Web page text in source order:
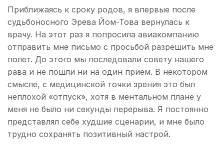
Приближаясь к сроку родов, я впервые после
судьбоносного Эрева Йом-Това вернулась к
врачу. На этот раз я попросила авиакомпанию
отправить мне письмо с просьбой разрешить мне
полет. До этого мы последовали совету нашего
рава и не пошли ни на один прием. В некотором
смысле, с медицинской точки зрения это был
неплохой «отпуск», хотя в ментальном плане у
меня не было ни секунды перерыва. Я постоянно
представлял себе худшие сценарии, и мне было
трудно сохранять позитивный настрой.